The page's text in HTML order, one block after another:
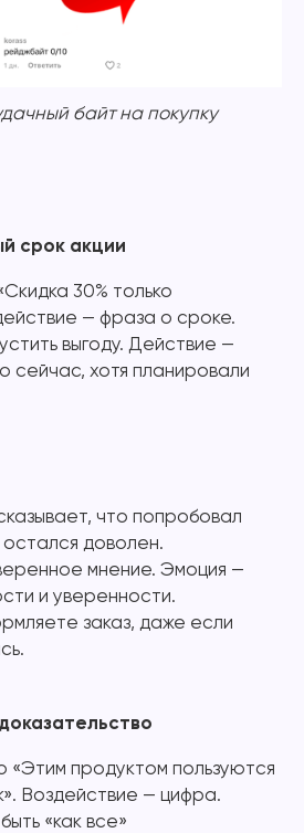
байт на покупку
срок акции
30% только
— фраза о сроке.
выгоду. Действие —
сейчас, хотя планировали
что попробовал
доволен.
мнение. Эмоция —
и уверенности.
заказ, даже если
«Этим продуктом пользуются
Воздействие — цифра.
«как все»